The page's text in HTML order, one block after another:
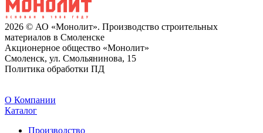
2026 © АО «Монолит». Производство строительных
материалов в Смоленске
Акционерное общество «Монолит»
Смоленск, ул. Смольянинова, 15
Политика обработки ПД
O Компании
Каталог
Производство